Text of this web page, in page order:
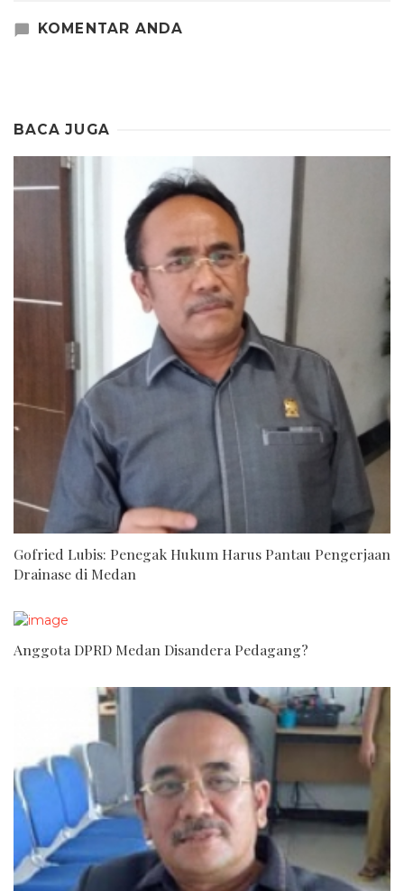
KOMENTAR ANDA
BACA JUGA
Gofried Lubis: Penegak Hukum Harus Pantau Pengerjaan
Drainase di Medan
Anggota DPRD Medan Disandera Pedagang?